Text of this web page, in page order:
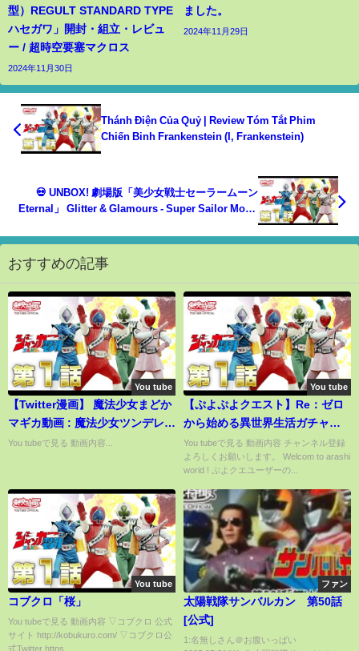
型）REGULT STANDARD TYPE
ハセガワ」開封・組立・レビュ
ー / 超時空要塞マクロス
2024年11月30日
ました。
2024年11月29日
Thánh Điện Của Quỷ | Review Tóm Tắt Phim
Chiến Binh Frankenstein (I, Frankenstein)
💀 UNBOX! 劇場版「美少女戦士セーラームーン
Eternal」 Glitter & Glamours - Super Sailor Moon
おすすめの記事
You tube
【Twitter漫画】 魔法少女まどか
マギカ動画 : 魔法少女ツンデレマ
ギカその７とか
You tubeで見る 動画内容...
You tube
【ぷよぷよクエスト】Re：ゼロ
から始める異世界生活ガチャ
Part.2
You tubeで見る 動画内容 チャンネル登録
よろしくお願いします。 Welcom to arashi
worid ! ぷよクエユーザーの...
You tube
コブクロ「桜」
You tubeで見る 動画内容 ▽コブクロ 公式
サイト http://kobukuro.com/ ▽コブクロ公
式Twitter https...
ファン
太陽戦隊サンバルカン 第50話
[公式]
1:名無しさん＠お腹いっぱい